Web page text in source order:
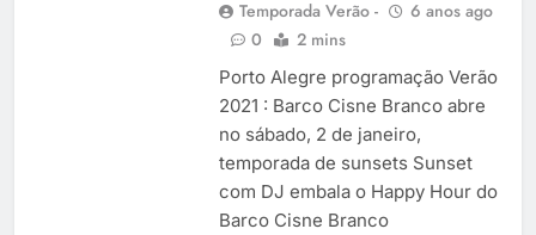
Temporada Verão -
6 anos ago
0
2 mins
Porto Alegre programação Verão
2021 : Barco Cisne Branco abre
no sábado, 2 de janeiro,
temporada de sunsets Sunset
com DJ embala o Happy Hour do
Barco Cisne Branco